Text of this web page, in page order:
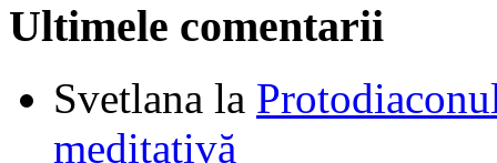
Ultimele comentarii
Svetlana la
meditativă